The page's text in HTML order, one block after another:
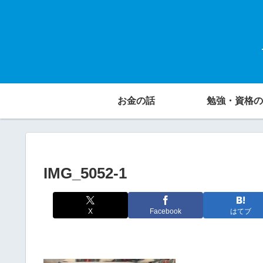
お金の話 勉強・資格
IMG_5052-1
X Facebook はてブ